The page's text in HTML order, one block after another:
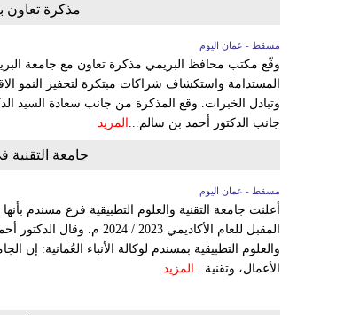
مذكرة تعاون
مسقط - عمان اليوم
وقّع مكتب محافظ البريمي مذكرة تعاون مع جامعة
المستدامة واستكشاف شراكات مبتكرة لتحفيز النمو
وتبادل الخبرات. وقع المذكرة من جانب سعادة السيد
جانب الدكتور أحمد بن سالم... المزيد
جامعة التقنية في مسندم
مسقط - عمان اليوم
أعلنت جامعة التقنية والعلوم التطبيقية فرع مسندم
المقبل للعام الأكاديمي
الأعمال، وتقنية...
المزيد